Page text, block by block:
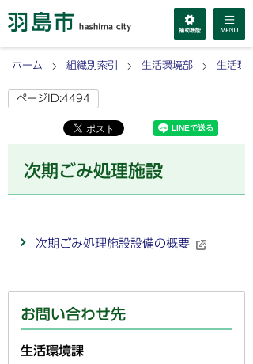
ホーム 組織別索引 生活環境部 生活環
ページID:4494
次期ごみ処理施設
次期ごみ処理施設設備の概要
お問い合わせ先
生活環境課